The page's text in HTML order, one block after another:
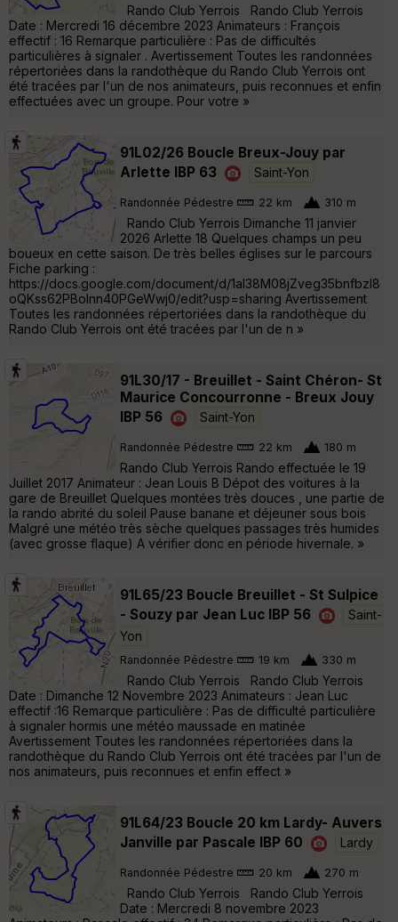
Rando Club Yerrois Rando Club Yerrois
Date : Mercredi 16 décembre 2023 Animateurs : François
effectif : 16 Remarque particulière : Pas de difficultés
particulières à signaler . Avertissement Toutes les randonnées
répertoriées dans la randothèque du Rando Club Yerrois ont
été tracées par l'un de nos animateurs, puis reconnues et enfin
effectuées avec un groupe. Pour votre »
91L02/26 Boucle Breux-Jouy par
Arlette IBP 63
Saint-Yon
Randonnée Pédestre 22 km 310 m
Rando Club Yerrois Dimanche 11 janvier
2026 Arlette 18 Quelques champs un peu
boueux en cette saison. De très belles églises sur le parcours
Fiche parking :
https://docs.google.com/document/d/1aI38M08jZveg35bnfbzl8
oQKss62PBolnn40PGeWwj0/edit?usp=sharing Avertissement
Toutes les randonnées répertoriées dans la randothèque du
Rando Club Yerrois ont été tracées par l'un de n »
91L30/17 - Breuillet - Saint Chéron- St
Maurice Concourronne - Breux Jouy
IBP 56
Saint-Yon
Randonnée Pédestre 22 km 180 m
Rando Club Yerrois Rando effectuée le 19
Juillet 2017 Animateur : Jean Louis B Dépot des voitures à la
gare de Breuillet Quelques montées très douces , une partie de
la rando abrité du soleil Pause banane et déjeuner sous bois
Malgré une météo très sèche quelques passages très humides
(avec grosse flaque) A vérifier donc en période hivernale. »
91L65/23 Boucle Breuillet - St Sulpice
- Souzy par Jean Luc IBP 56
Saint-
Yon
Randonnée Pédestre 19 km 330 m
Rando Club Yerrois Rando Club Yerrois
Date : Dimanche 12 Novembre 2023 Animateurs : Jean Luc
effectif :16 Remarque particulière : Pas de difficulté particulière
à signaler hormis une météo maussade en matinée
Avertissement Toutes les randonnées répertoriées dans la
randothèque du Rando Club Yerrois ont été tracées par l'un de
nos animateurs, puis reconnues et enfin effect »
91L64/23 Boucle 20 km Lardy- Auvers
Janville par Pascale IBP 60
Lardy
Randonnée Pédestre 20 km 270 m
Rando Club Yerrois Rando Club Yerrois
Date : Mercredi 8 novembre 2023